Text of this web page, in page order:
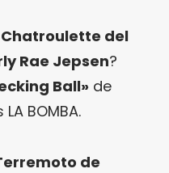
del
Rae Jepsen?
Ball» de
BOMBA.
de